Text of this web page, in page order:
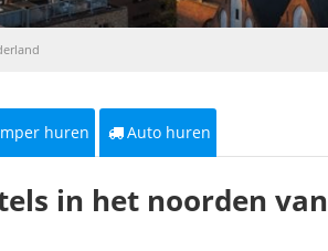
huren Auto huren
in het noorden van